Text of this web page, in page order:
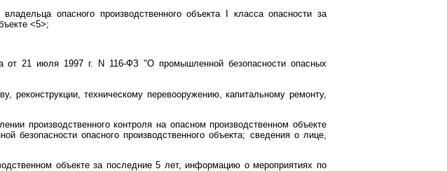
опасного производственного объекта I класса опасности за
<5>;
от 21 июля 1997 г. N 116-ФЗ "О промышленной безопасности опасных
реконструкции, техническому перевооружению, капитальному ремонту,
производственного контроля на опасном производственном объекте
безопасности опасного производственного объекта; сведения о лице,
объекте за последние 5 лет, информацию о мероприятиях по